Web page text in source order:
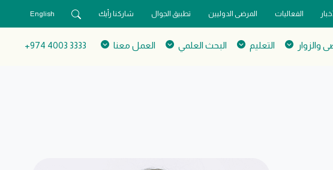
الفعاليات المرضى الدوليين تطبيق الجوال شاركنا رأيك English
والزوار التعليم البحث العلمي العمل معنا 3333 4003 974+